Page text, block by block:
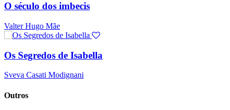
O século dos imbecis
Valter Hugo Mãe
Os Segredos de Isabella
Sveva Casati Modignani
Outros